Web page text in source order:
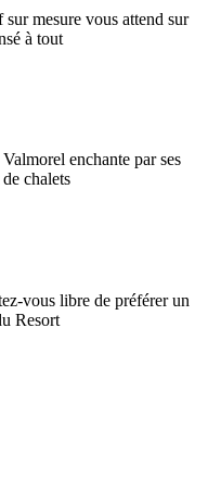
mesure vous attend sur
à tout
enchante par ses
chalets
vous libre de préférer un
Resort